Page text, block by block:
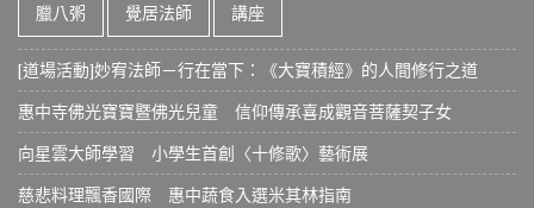
臘八粥 覺居法師 講座
[道場活動]妙宥法師－行在當下：《大寶積經》的人間修行之道
惠中寺佛光寶寶暨佛光兒童 信仰傳承喜成觀音菩薩契子女
向星雲大師學習 小學生首創〈十修歌〉藝術展
慈悲料理飄香國際 惠中蔬食入選米其林指南